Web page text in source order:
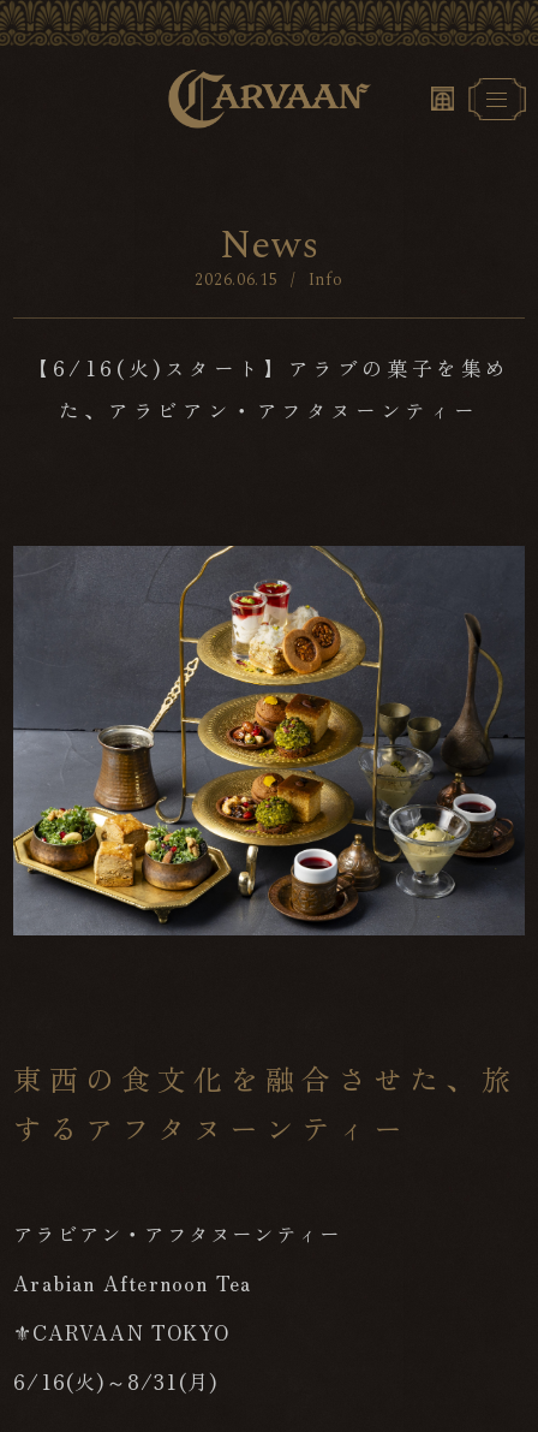
News
2026.06.15 / Info
【6/16(火)スタート】アラブの菓子を集め
た、アラビアン・アフタヌーンティー
東西の食文化を融合させた、旅
するアフタヌーンティー
アラビアン・アフタヌーンティー
Arabian Afternoon Tea
⚜CARVAAN TOKYO
6/16(火)～8/31(月)